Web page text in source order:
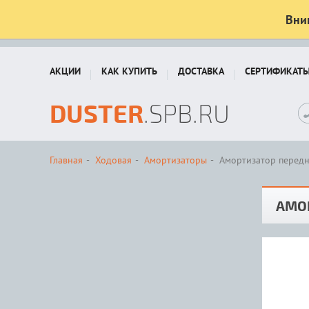
АКЦИИ КАК КУПИТЬ ДОСТАВКА
DUSTER.SPB.RU
Главная Ходовая Амортизаторы Амортизатор